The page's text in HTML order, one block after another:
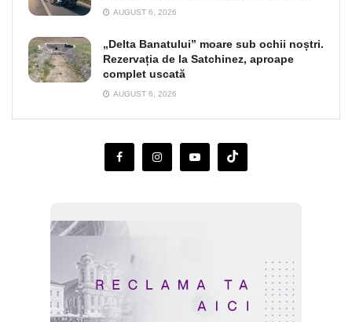
AUGUST 6, 2026
„Delta Banatului” moare sub ochii noștri.
Rezervația de la Satchinez, aproape
complet uscată
AUGUST 6, 2026